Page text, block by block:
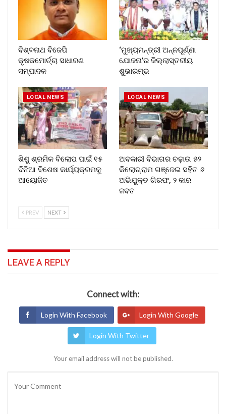
ବିଶ୍ବନାଥ ବିଜେପି
କୃଷକମୋର୍ଚ୍ଚା ସାଧାରଣ
ସମ୍ପାଦକ
‘ମୁଖ୍ୟମନ୍ତ୍ରୀ ଅନ୍ନପୂର୍ଣ୍ଣା
ଯୋଜନା’ର ଜିଲ୍ଲାସ୍ତରୀୟ
ଶୁଭାରମ୍ଭ
LOCAL NEWS
ଶିଶୁ ଶ୍ରମିକ ବିଲୋପ ପାଇଁ ୧୫
ଦିନିଆ ବିଶେଷ କାର୍ଯ୍ୟକ୍ରମକୁ
ଆୟୋଜିତ
LOCAL NEWS
ଅବକାରୀ ବିଭାଗର ଚଢ଼ାଉ ୫୨
କିଲୋଗ୍ରାମ ଗଞ୍ଜେଇ ସହିତ ୬
ଅଭିଯୁକ୍ତ ଗିରଫ, ୨ କାର
ଜବତ
PREV NEXT
LEAVE A REPLY
Connect with:
Login With Facebook Login With Google
Login With Twitter
Your email address will not be published.